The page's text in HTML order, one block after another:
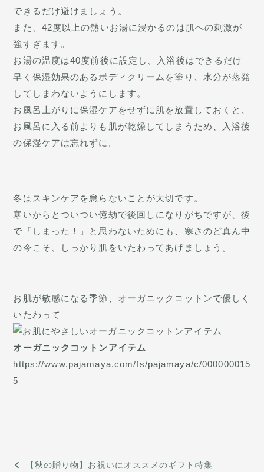
できるだけ避けましょう。
また、42度以上の熱いお湯に浸かるのは肌への刺激が
強すぎます。
お湯の温度は40度前後に設定し、入浴後はできるだけ
早く保湿効果のあるボディクリームを塗り、水分が蒸発
してしまわないようにします。
お風呂上がりに保湿ケアをせずに肌を放置しておくと、
お風呂に入る前よりも肌が乾燥してしまうため、入浴後
の保湿ケアは忘れずに。
冬はスキンケアを怠らないことが大切です。
寒いからとついつい億劫で後回しになりがちですが、後
で「しまった！」と思わないためにも、寒さのど真ん中
の今こそ、しっかり肌をいたわってあげましょう。
お肌が敏感になる季節、オーガニックコットンで優しく
いたわって
オーガニックコットンアイテム
https://www.pajamaya.com/fs/pajamaya/c/000000015
5
投
【秋の贈り物】お祝いにオススメのギフト特集